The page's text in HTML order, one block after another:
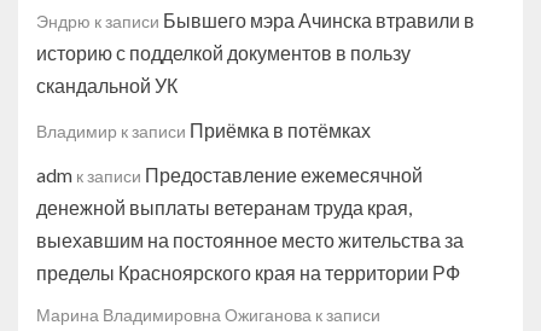
Эндрю к записи Бывшего мэра Ачинска втравили в
историю с подделкой документов в пользу
скандальной УК
Владимир к записи Приёмка в потёмках
adm к записи Предоставление ежемесячной
денежной выплаты ветеранам труда края,
выехавшим на постоянное место жительства за
пределы Красноярского края на территории РФ
Марина Владимировна Ожиганова к записи